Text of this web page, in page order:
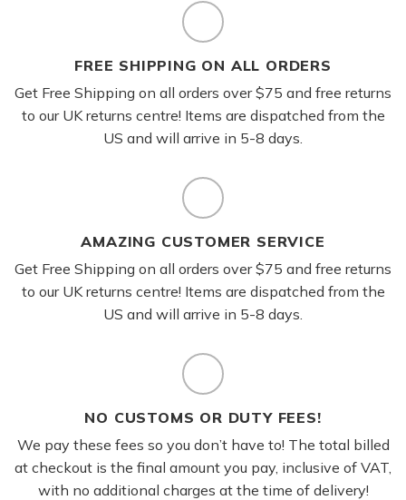
FREE SHIPPING ON ALL ORDERS
Get Free Shipping on all orders over $75 and free returns
to our UK returns centre! Items are dispatched from the
US and will arrive in 5-8 days.
AMAZING CUSTOMER SERVICE
Get Free Shipping on all orders over $75 and free returns
to our UK returns centre! Items are dispatched from the
US and will arrive in 5-8 days.
NO CUSTOMS OR DUTY FEES!
We pay these fees so you don’t have to! The total billed
at checkout is the final amount you pay, inclusive of VAT,
with no additional charges at the time of delivery!